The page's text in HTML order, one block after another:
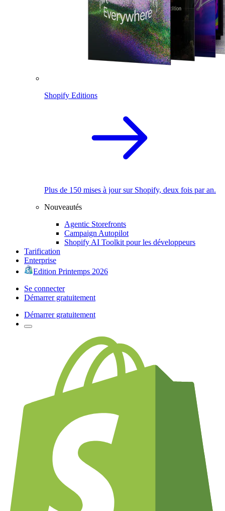
Shopify Editions
Plus de 150 mises à jour sur Shopify, deux fois par an.
Nouveautés
Agentic Storefronts
Campaign Autopilot
Shopify AI Toolkit pour les développeurs
Tarification
Enterprise
Edition Printemps 2026
Se connecter
Démarrer gratuitement
Démarrer gratuitement